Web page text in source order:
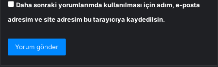
Daha sonraki yorumlarımda kullanılması için adım, e-posta
adresim ve site adresim bu tarayıcıya kaydedilsin.